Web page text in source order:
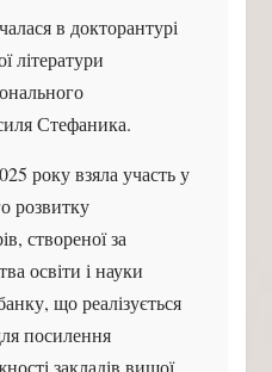
в докторантурі
літератури
Стефаника.
року взяла участь у
розвитку
створеної за
освіти і науки
що реалізується
посилення
закладів вищої